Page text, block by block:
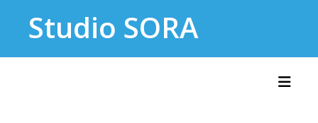
contentStudio SORA